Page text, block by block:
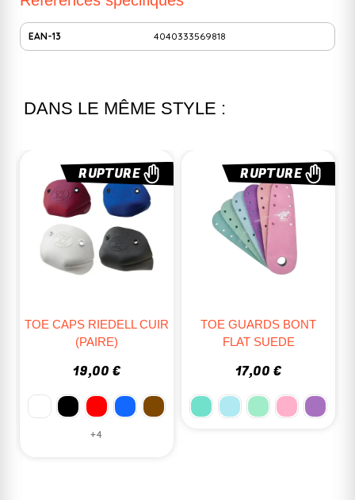
EAN-13 4040333569818
DANS LE MÊME STYLE :
RUPTURE
TOE GUARDS BONT
FLAT SUEDE
17,00 €
RUPTURE
TOE-GUARDS EN CUIR
RIEDELL (PAIRE)
8,95 €